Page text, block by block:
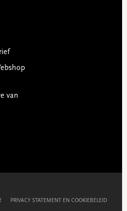
van
PRIVACY STATEMENT EN COOKIEBELEID